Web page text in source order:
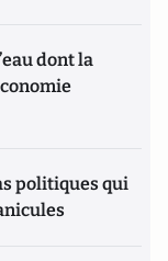
dont la
politiques qui